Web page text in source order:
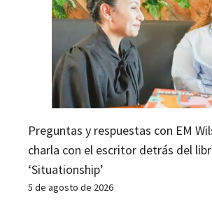
Preguntas y respuestas con EM
charla con el escritor detrás del
‘Situationship’
5 de agosto de 2026